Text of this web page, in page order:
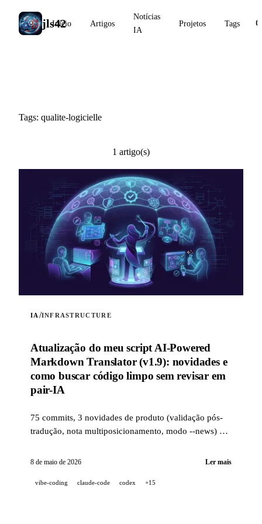
jls42
Início Artigos
Notícias
IA
Projetos Tags
Tags: qualite-logicielle
1 artigo(s)
IA /INFRASTRUCTURE
Atualização do meu script AI-Powered
Markdown Translator (v1.9): novidades e
como buscar código limpo sem revisar em
pair-IA
75 commits, 3 novidades de produto (validação pós-
tradução, nota multiposicionamento, modo --news) e
testes, revisão de PR assistida por IA) para buscar
desenvolvido em pair-IA.
8 de maio de 2026 Ler mais
vibe-coding claude-code codex +15